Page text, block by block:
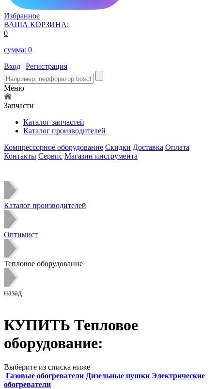
Избранное
ВАША КОРЗИНА:
0
сумма: 0
Вход | Регистрация
Меню
Запчасти
Каталог запчастей
Каталог производителей
Компрессорное оборудование Скидки Доставка Оплата
Контакты Сервис Магазин инструмента
Каталог производителей
Оптимист
Тепловое оборудование
назад
КУПИТЬ Тепловое
оборудование:
Выберите из списка ниже
Газовые обогреватели Дизельные пушки Электрические
обогреватели